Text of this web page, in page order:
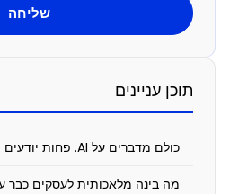
עדיין
שווה?
בינה
מלאכותית
לעסקים:
תוכן עניינים
כולם מדברים על AI. פחות יודעים מה עושים איתו בפועל
מה בינה מלאכותית לעסקים כבר